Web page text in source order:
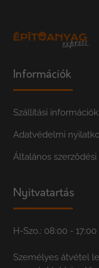
Információk
Szállítási információk
Adatvédelmi
Általános
Nyitvatartás
H-Szo.: 08:00 - 17:00
Személyes átvétel